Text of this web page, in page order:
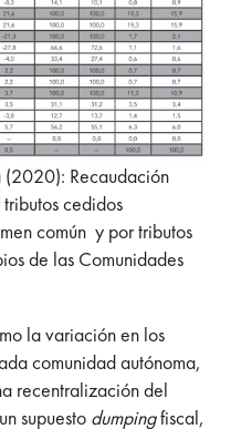
Recaudación
cedidos
común y por tributos
de las Comunidades
la variación en los
comunidad autónoma,
recentralización del
supuesto dumpingfiscal,